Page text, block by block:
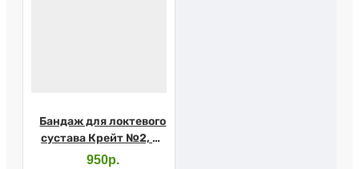
Бандаж для локтевого
сустава Крейт №2, F-
413
950р.